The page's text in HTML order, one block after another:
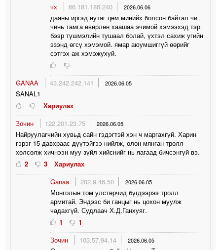
чх 66.181.186.240 2026.06.06
даяны иргэд нутаг цөм минийх болсон байтал чи
чинь тамга өвөрлөн хаашаа эчимой хэмээхэд тэр
бээр түшмэлийн тушаал болай, үхтэл сахиж угийн
эзэнд өгсү хэмэмой. ямар аюумшиггүй өөрийг
сэтгэх аж хэмэжухуй.
GANAA 43.242.242.141 2026.06.05
SANAL1
Хариулах
Зочин
122.201.23.75 2026.06.05
Найруулагчийн хувьд сайн гэдэгтэй хэн ч маргахгүй. Харин
гэрэг 15 давхраас дүүтэйгээ нийлж, олон мянган тролл
хөлсөлж хичнээн муу зүйл хийснийг нь яагаад бичсэнгүй вэ.
2
3
Хариулах
Ganaa
202.9.46.50 2026.06.05
Монголын том улстөрчид бүгдээрээ тролл
армитай. Эндээс би ганцыг нь цохон муулж
чадахгүй. Судлаач Х.Д.Ганхуяг.
1
1
Зочин
103.57.94.14 2026.06.05